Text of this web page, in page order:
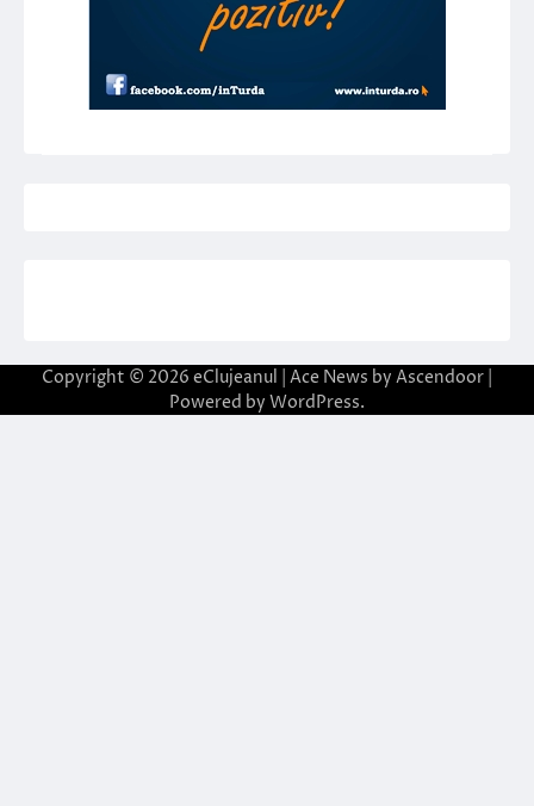
Copyright © 2026 eClujeanul | Ace News by Ascendoor
Powered by WordPress.